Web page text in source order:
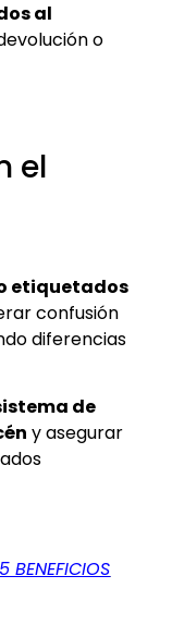
al
o
el
etiquetados
confusión
diferencias
de
y asegurar